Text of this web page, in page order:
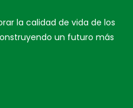
la calidad de vida de los
un futuro más